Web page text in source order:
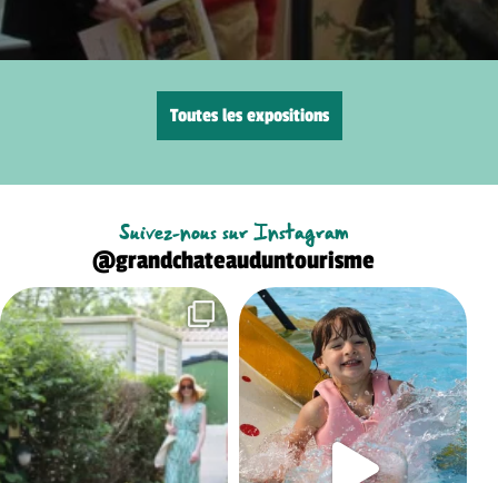
Toutes les expositions
Suivez-nous sur Instagram
@grandchateauduntourisme